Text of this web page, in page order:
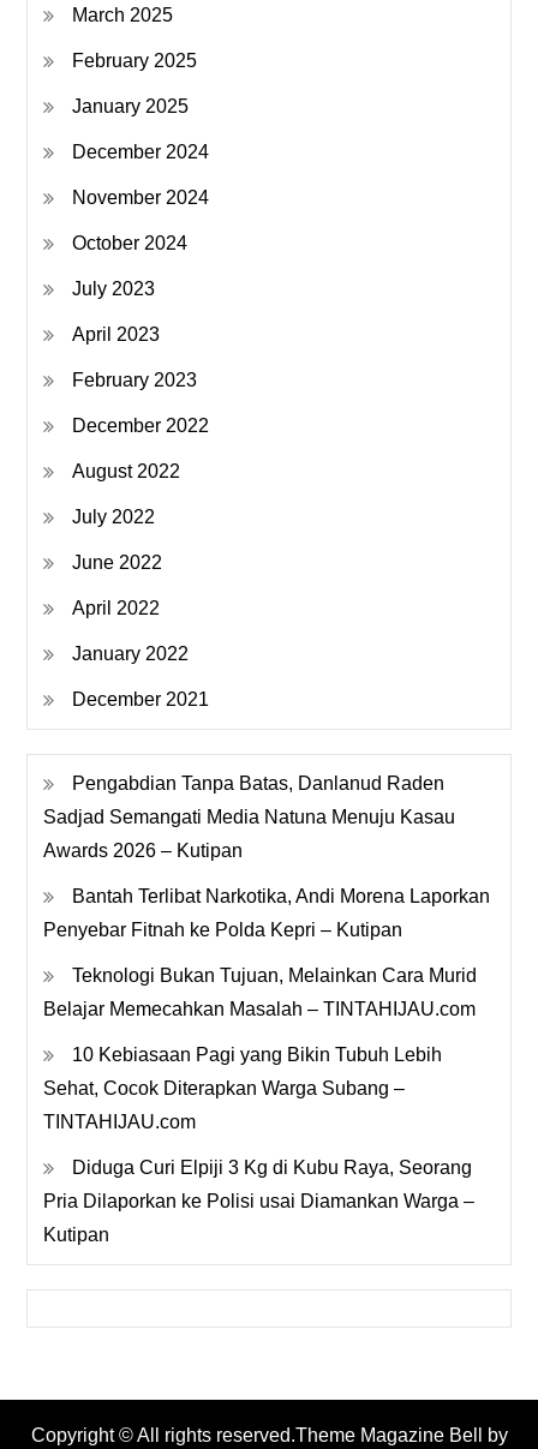
March 2025
February 2025
January 2025
December 2024
November 2024
October 2024
July 2023
April 2023
February 2023
December 2022
August 2022
July 2022
June 2022
April 2022
January 2022
December 2021
Pengabdian Tanpa Batas, Danlanud Raden
Sadjad Semangati Media Natuna Menuju Kasau
Awards 2026 – Kutipan
Bantah Terlibat Narkotika, Andi Morena Laporkan
Penyebar Fitnah ke Polda Kepri – Kutipan
Teknologi Bukan Tujuan, Melainkan Cara Murid
Belajar Memecahkan Masalah – TINTAHIJAU.com
10 Kebiasaan Pagi yang Bikin Tubuh Lebih
Sehat, Cocok Diterapkan Warga Subang –
TINTAHIJAU.com
Diduga Curi Elpiji 3 Kg di Kubu Raya, Seorang
Pria Dilaporkan ke Polisi usai Diamankan Warga –
Kutipan
Copyright © All rights reserved.Theme Magazine Bell by